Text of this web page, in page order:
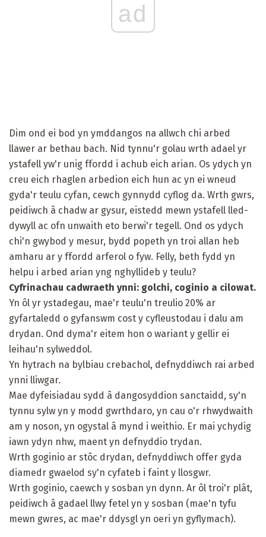
ad
Dim ond ei bod yn ymddangos na allwch chi arbed
llawer ar bethau bach. Nid tynnu'r golau wrth adael yr
ystafell yw'r unig ffordd i achub eich arian. Os ydych yn
creu eich rhaglen arbedion eich hun ac yn ei wneud
gyda'r teulu cyfan, cewch gynnydd cyflog da. Wrth gwrs,
peidiwch â chadw ar gysur, eistedd mewn ystafell lled-
dywyll ac ofn unwaith eto berwi'r tegell. Ond os ydych
chi'n gwybod y mesur, bydd popeth yn troi allan heb
amharu ar y ffordd arferol o fyw. Felly, beth fydd yn
helpu i arbed arian yng nghyllideb y teulu?
Cyfrinachau cadwraeth ynni: golchi, coginio a cilowat.
Yn ôl yr ystadegau, mae'r teulu'n treulio 20% ar
gyfartaledd o gyfanswm cost y cyfleustodau i dalu am
drydan. Ond dyma'r eitem hon o wariant y gellir ei
leihau'n sylweddol.
Yn hytrach na bylbiau crebachol, defnyddiwch rai arbed
ynni lliwgar.
Mae dyfeisiadau sydd â dangosyddion sanctaidd, sy'n
tynnu sylw yn y modd gwrthdaro, yn cau o'r rhwydwaith
am y noson, yn ogystal â mynd i weithio. Er mai ychydig
iawn ydyn nhw, maent yn defnyddio trydan.
Wrth goginio ar stôc drydan, defnyddiwch offer gyda
diamedr gwaelod sy'n cyfateb i faint y llosgwr.
Wrth goginio, caewch y sosban yn dynn. Ar ôl troi'r plât,
peidiwch â gadael llwy fetel yn y sosban (mae'n tyfu
mewn gwres, ac mae'r ddysgl yn oeri yn gyflymach).